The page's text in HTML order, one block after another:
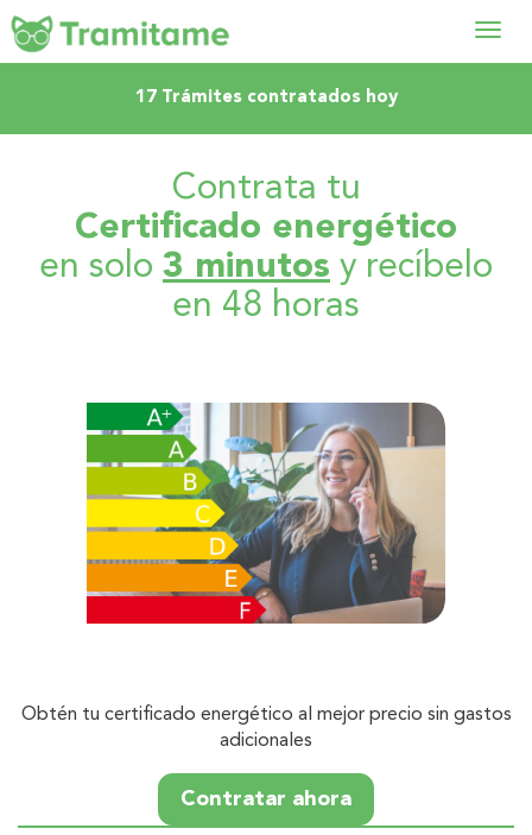
17 Trámites contratados hoy
Contrata tu
Certificado energético
en solo 3 minutos y recíbelo
en 48 horas
Obtén tu certificado energético al mejor precio sin gastos
adicionales
Contratar ahora